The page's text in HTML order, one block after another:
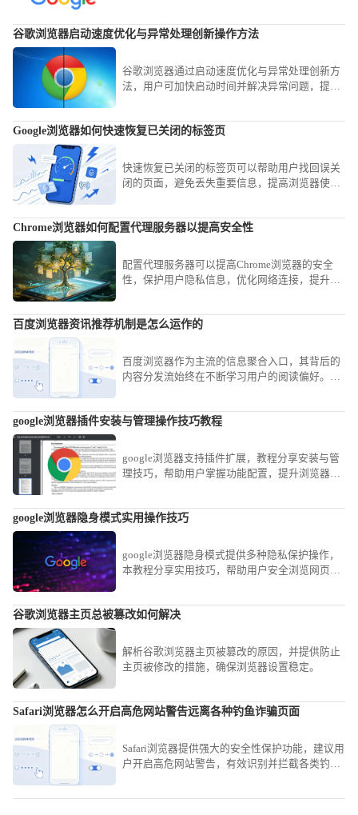
谷歌浏览器启动速度优化与异常处理创新操作方法
谷歌浏览器通过启动速度优化与异常处理创新方
法，用户可加快启动时间并解决异常问题，提升
Google浏览器如何快速恢复已关闭的标签页
快速恢复已关闭的标签页可以帮助用户找回误关
闭的页面，避免丢失重要信息，提高浏览器使用
Chrome浏览器如何配置代理服务器以提高安全性
配置代理服务器可以提高Chrome浏览器的安全
性，保护用户隐私信息，优化网络连接，提升网
百度浏览器资讯推荐机制是怎么运作的
百度浏览器作为主流的信息聚合入口，其背后的
内容分发流始终在不断学习用户的阅读偏好。我
热点新闻的。
google浏览器插件安装与管理操作技巧教程
google浏览器支持插件扩展，教程分享安装与管
理技巧，帮助用户掌握功能配置，提升浏览器使
google浏览器隐身模式实用操作技巧
google浏览器隐身模式提供多种隐私保护操作，
本教程分享实用技巧，帮助用户安全浏览网页并
谷歌浏览器主页总被篡改如何解决
解析谷歌浏览器主页被篡改的原因，并提供防止
主页被修改的措施，确保浏览器设置稳定。
Safari浏览器怎么开启高危网站警告远离各种钓鱼诈骗页面
Safari浏览器提供强大的安全性保护功能，建议用
户开启高危网站警告，有效识别并拦截各类钓鱼